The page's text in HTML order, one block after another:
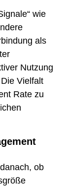
wie
als
Nutzung
Vielfalt
Rate zu
ob